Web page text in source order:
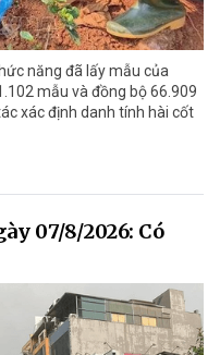
năng đã lấy mẫu của
mẫu và đồng bộ 66.909
xác định danh tính hài cốt
07/8/2026: Có